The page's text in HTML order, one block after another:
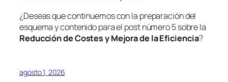
¿Deseas que continuemos con la preparación del
esquema y contenido para el post número 5 sobre la
Reducción de Costes y Mejora de la Eficiencia?
agosto 1, 2026